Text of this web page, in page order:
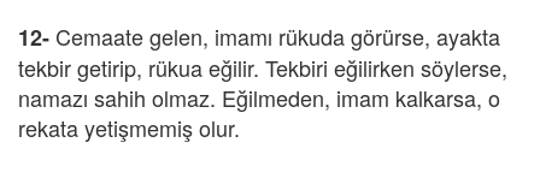
12- Cemaate gelen, imamı rükuda görürse, ayakta
tekbir getirip, rükua eğilir. Tekbiri eğilirken söylerse,
namazı sahih olmaz. Eğilmeden, imam kalkarsa, o
rekata yetişmemiş olur.